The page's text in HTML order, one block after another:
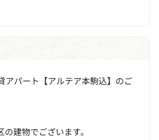
アパート【アルテア本駒込】のご
建物でございます。